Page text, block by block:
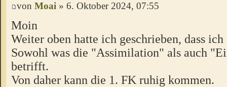
von Moai » 6. Oktober 2024, 07:55
Moin
Weiter oben hatte ich geschrieben, dass
Sowohl was die "Assimilation" als auch
betrifft.
Von daher kann die 1. FK ruhig kommen.